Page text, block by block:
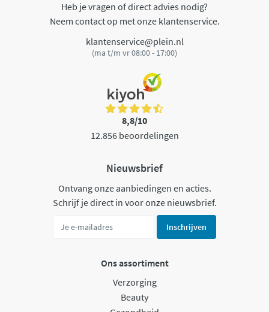
Heb je vragen of direct advies nodig?
Neem contact op met onze klantenservice.
klantenservice@plein.nl
(ma t/m vr 08:00 - 17:00)
8,8/10
12.856 beoordelingen
Nieuwsbrief
Ontvang onze aanbiedingen en acties.
Schrijf je direct in voor onze nieuwsbrief.
Inschrijven
Ons assortiment
Verzorging
Beauty